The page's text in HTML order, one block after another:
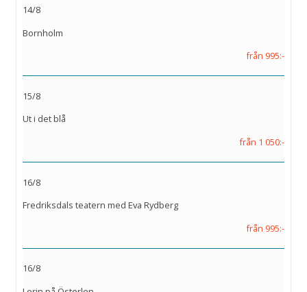
14/8
Bornholm
från 995:-
15/8
Ut i det blå
från 1 050:-
16/8
Fredriksdals teatern med Eva Rydberg
från 995:-
16/8